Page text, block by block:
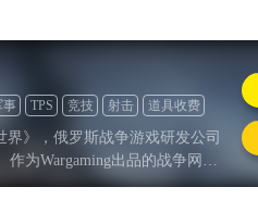
事 TPS 竞技 射击
道具收费
》，俄罗斯战争游戏研发公司
作为Wargaming出品的战争网游
日终于开启了国服的远航二测